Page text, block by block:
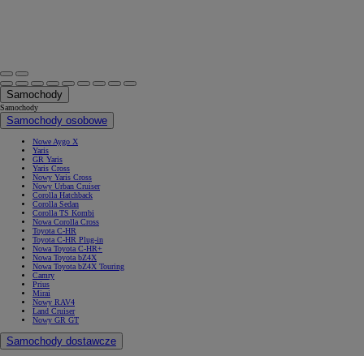
Samochody
Samochody
Samochody osobowe
Nowe Aygo X
Yaris
GR Yaris
Yaris Cross
Nowy Yaris Cross
Nowy Urban Cruiser
Corolla Hatchback
Corolla Sedan
Corolla TS Kombi
Nowa Corolla Cross
Toyota C-HR
Toyota C-HR Plug-in
Nowa Toyota C-HR+
Nowa Toyota bZ4X
Nowa Toyota bZ4X Touring
Camry
Prius
Mirai
Nowy RAV4
Land Cruiser
Nowy GR GT
Samochody dostawcze